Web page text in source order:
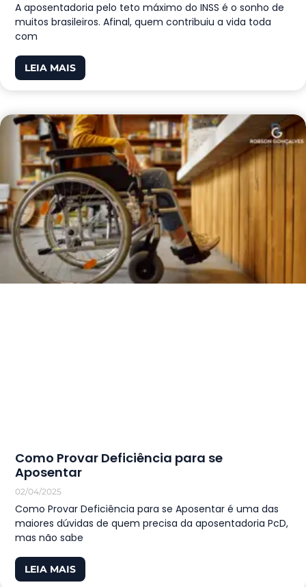
A aposentadoria pelo teto máximo do INSS é o sonho de
muitos brasileiros. Afinal, quem contribuiu a vida toda
com
LEIA MAIS
Como Provar Deficiência para se
Aposentar
02/04/2025
Como Provar Deficiência para se Aposentar é uma das
maiores dúvidas de quem precisa da aposentadoria PcD,
mas não sabe
LEIA MAIS